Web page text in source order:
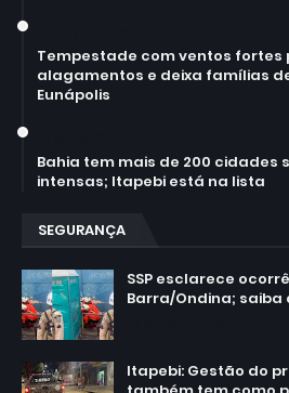
Tempestade com ventos
alagamentos e deixa famílias
Eunápolis
Bahia tem mais de 200 cidades
intensas; Itapebi está na lista
SEGURANÇA
SSP esclarece
Barra/Ondina; saiba
Itapebi: Gestão do